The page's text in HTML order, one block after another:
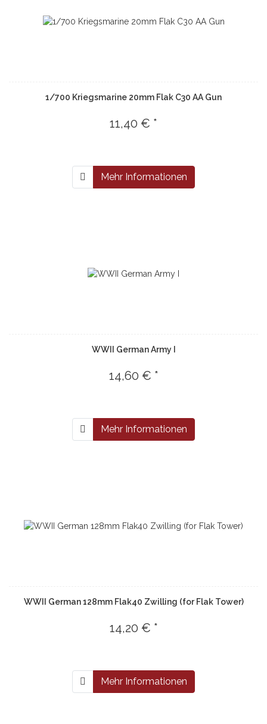
1/700 Kriegsmarine 20mm Flak C30 AA Gun
11,40 € *
Mehr Informationen
WWII German Army I
14,60 € *
Mehr Informationen
WWII German 128mm Flak40 Zwilling (for Flak Tower)
14,20 € *
Mehr Informationen